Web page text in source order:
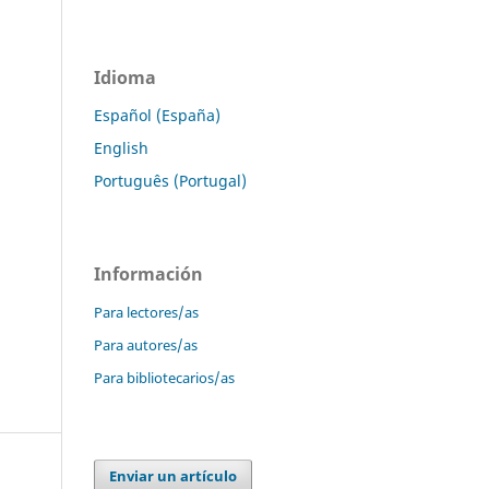
Idioma
Español (España)
English
Português (Portugal)
Información
Para lectores/as
Para autores/as
Para bibliotecarios/as
Enviar un artículo